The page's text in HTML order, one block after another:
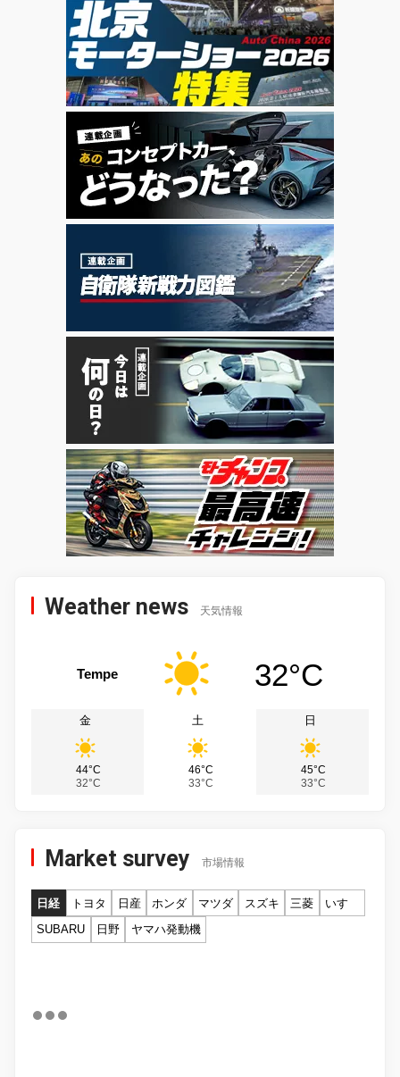
Weather news 天気情報
Tempe 32°C
金
44°C
32°C
土
46°C
33°C
日
45°C
33°C
Market survey 市場情報
日経 トヨタ 日産 ホンダ マツダ スズキ 三菱
いすゞ
SUBARU
日野 ヤマハ発動機